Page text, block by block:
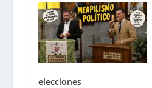
elecciones